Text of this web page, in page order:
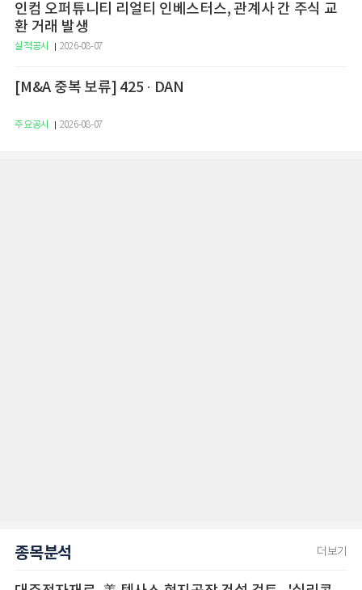
인컴 오퍼튜니티 리얼티 인베스터스, 관계사 간 주식 교
환 거래 발생
실적공시 2026-08-07
[M&A 중복 보류] 425 · DAN
주요공시 2026-08-07
종목분석 더보기